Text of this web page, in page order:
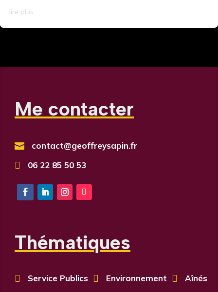
lire plus
Me contacter
 contact@geoffreysapin.fr
 06 22 85 50 53
Thématiques
 Service Publics  Environnement  Aînés